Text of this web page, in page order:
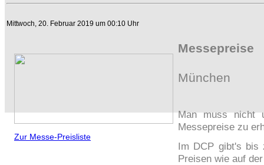
Mittwoch, 20. Februar 2019 um 00:10 Uhr
Zur Messe-Preisliste
Messepreise
München
Man muss nicht
Messepreise zu
Im DCP gibt's bis
Preisen wie auf